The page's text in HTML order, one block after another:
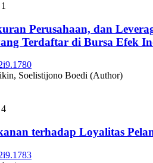
Perusahaan, dan
Terdaftar di Bursa Efek
Soelistijono Boedi (Author)
terhadap Loyalitas